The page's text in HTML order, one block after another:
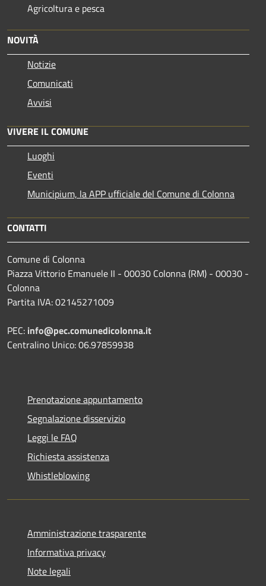
Agricoltura e pesca
NOVITÀ
Notizie
Comunicati
Avvisi
VIVERE IL COMUNE
Luoghi
Eventi
Municipium, la APP ufficiale del Comune di Colonna
CONTATTI
Comune di Colonna
Piazza Vittorio Emanuele II - 00030 Colonna (RM) - 00030 -
Colonna
Partita IVA: 02145271009
PEC: info@pec.comunedicolonna.it
Centralino Unico: 06.97859938
Prenotazione appuntamento
Segnalazione disservizio
Leggi le FAQ
Richiesta assistenza
Whistleblowing
Amministrazione trasparente
Informativa privacy
Note legali